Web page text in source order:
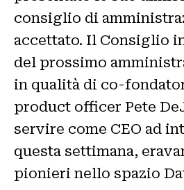
consiglio di
accettato. Il Consiglio
del prossimo
in qualità di co-
product officer Pete
servire come CEO ad
questa settimana,
pionieri nello spazio